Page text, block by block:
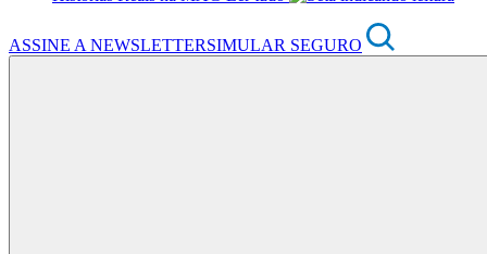
ASSINE A NEWSLETTERSIMULAR SEGURO